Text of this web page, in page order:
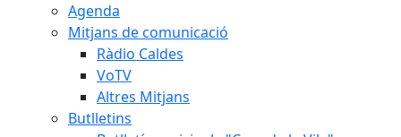
Agenda
Mitjans de comunicació
Ràdio Caldes
VoTV
Altres Mitjans
Butlletins